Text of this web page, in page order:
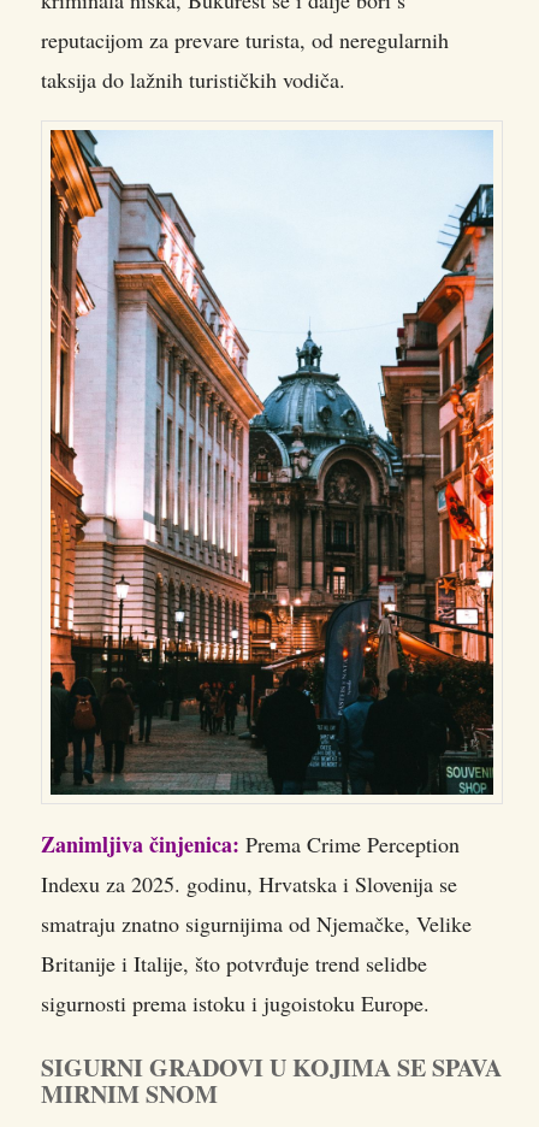
reputacijom za prevare turista, od neregularnih
taksija do lažnih turističkih vodiča.
Zanimljiva činjenica: Prema Crime Perception
Indexu za 2025. godinu, Hrvatska i Slovenija se
smatraju znatno sigurnijima od Njemačke, Velike
Britanije i Italije, što potvrđuje trend selidbe
sigurnosti prema istoku i jugoistoku Europe.
SIGURNI GRADOVI U KOJIMA SE SPAVA
MIRNIM SNOM